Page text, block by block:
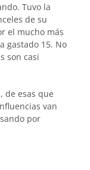
Tuvo la
de su
el mucho más
gastado 15. No
son casi
de esas que
van
por